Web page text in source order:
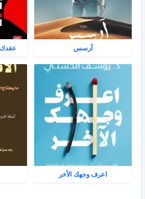
آرسس عقدك
اعرف وجهك الأخر